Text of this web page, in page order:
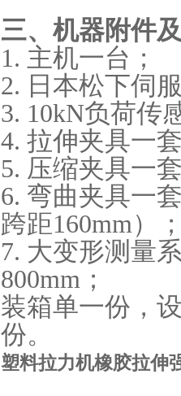
三、机器附件
1. 主机一台；
2. 日本松下伺
3. 10kN负荷传
4. 拉伸夹具一
5. 压缩夹具一
6. 弯曲夹具一
跨距160mm）
7. 大变形测量
800mm；
装箱单一份，
份。
塑料拉力机橡胶拉伸